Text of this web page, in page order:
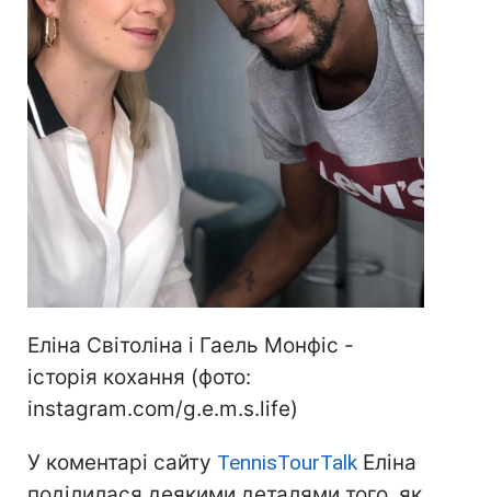
Еліна Світоліна і Гаель Монфіс -
історія кохання (фото:
instagram.com/g.e.m.s.life)
У коментарі сайту TennisTourTalk Еліна